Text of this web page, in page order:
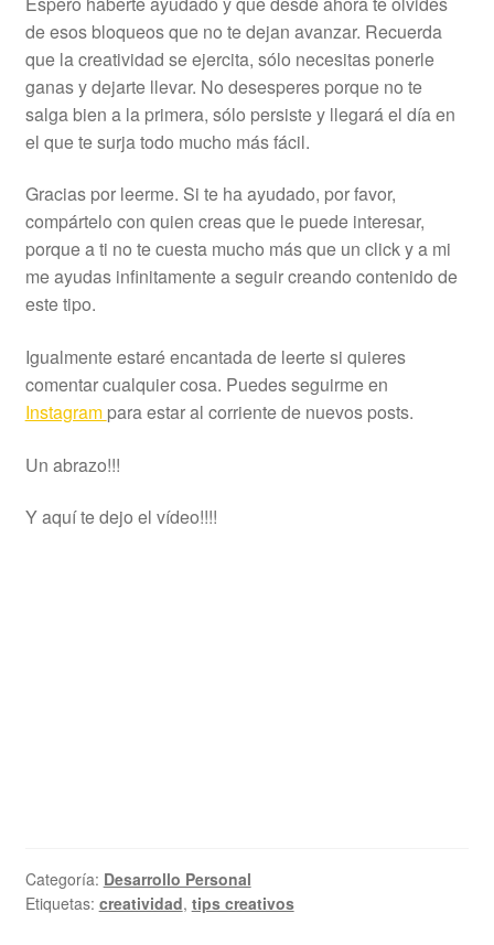
de esos bloqueos que no te dejan avanzar. Recuerda
que la creatividad se ejercita, sólo necesitas ponerle
ganas y dejarte llevar. No desesperes porque no te
salga bien a la primera, sólo persiste y llegará el día en
el que te surja todo mucho más fácil.
Gracias por leerme. Si te ha ayudado, por favor,
compártelo con quien creas que le puede interesar,
porque a ti no te cuesta mucho más que un click y a mi
me ayudas infinitamente a seguir creando contenido de
este tipo.
Igualmente estaré encantada de leerte si quieres
comentar cualquier cosa. Puedes seguirme en
Instagram para estar al corriente de nuevos posts.
Un abrazo!!!
Y aquí te dejo el vídeo!!!!
Categoría: Desarrollo Personal
Etiquetas: creatividad, tips creativos